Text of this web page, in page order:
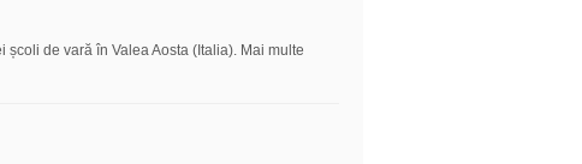
de vară în Valea Aosta (Italia). Mai multe